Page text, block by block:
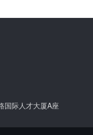
国际人才大厦A座